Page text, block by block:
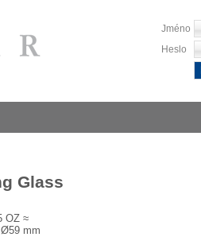
Jméno
Heslo
Glass
OZ ≈
Ø59 mm